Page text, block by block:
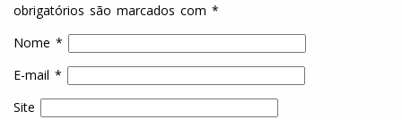
obrigatórios são marcados com *
Nome *
E-mail *
Site